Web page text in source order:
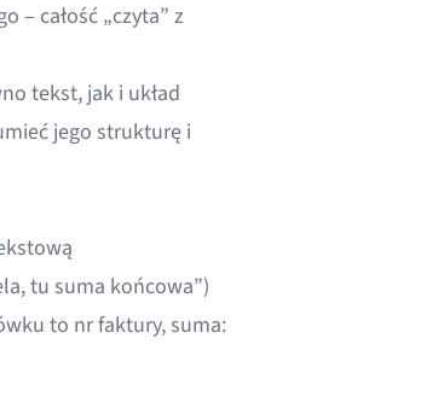
– całość „czyta” z
tekst, jak i układ
jego strukturę i
tu suma końcowa”)
to nr faktury, suma: